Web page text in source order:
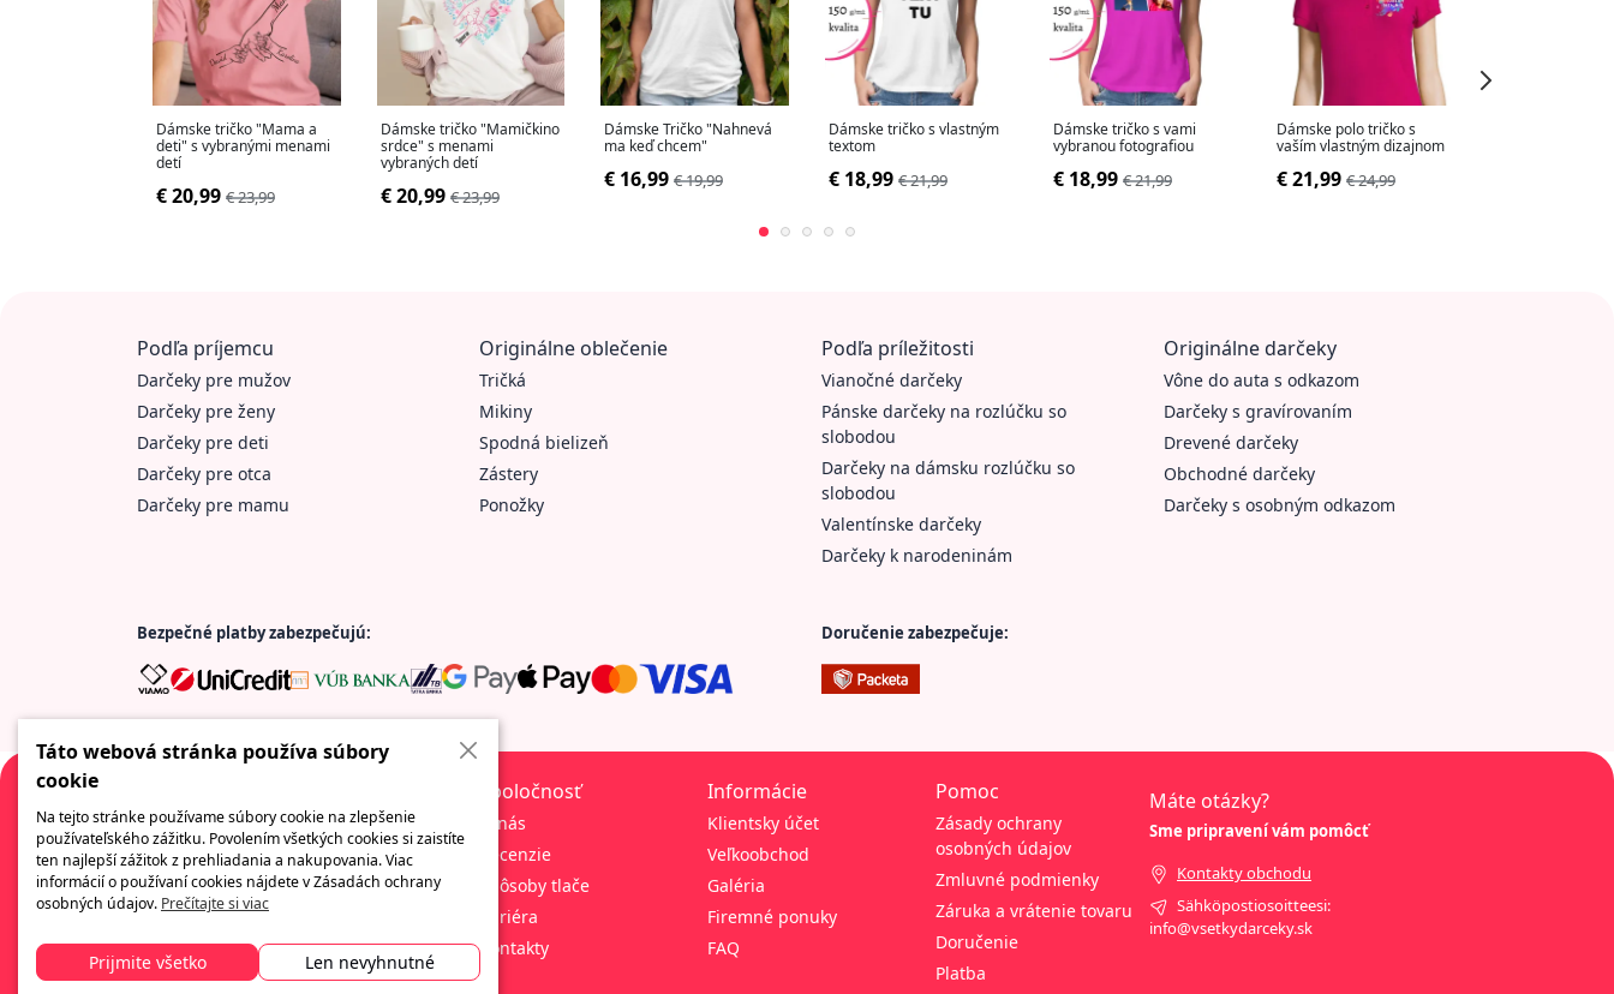
Dámske tričko "Mama a
deti" s vybranými menami
detí
€ 20,99 € 23,99
Dámske tričko "Mamičkino
srdce" s menami
vybraných detí
€ 20,99 € 23,99
Dámske Tričko "Nahnevá
ma keď chcem"
€ 16,99 € 19,99
Dámske tričko s vlastným
textom
€ 18,99 € 21,99
Dámske tričko s vami
vybranou fotografiou
€ 18,99 € 21,99
Dámske polo tričko s
vaším vlastným dizajnom
€ 21,99 € 24,99
Podľa príjemcu
Darčeky pre mužov
Darčeky pre ženy
Darčeky pre deti
Darčeky pre otca
Darčeky pre mamu
Originálne oblečenie
Tričká
Mikiny
Spodná bielizeň
Zástery
Ponožky
Podľa príležitosti
Vianočné darčeky
Pánske darčeky na rozlúčku so
slobodou
Darčeky na dámsku rozlúčku so
slobodou
Valentínske darčeky
Darčeky k narodeninám
Originálne darčeky
Vône do auta s odkazom
Darčeky s gravírovaním
Drevené darčeky
Obchodné darčeky
Darčeky s osobným odkazom
Bezpečné platby zabezpečujú: Doručenie zabezpečuje:
Spoločnosť ponúkajúca množstvo zábavných
a originálnych darčekov. Vždy tu nájdete
široký sortiment obchodných darčekov, veľký
profesionálny servis.
Spoločnosť
O nás
Recenzie
Spôsoby tlače
Kariéra
Kontakty
Informácie
Klientsky účet
Veľkoobchod
Galéria
Firemné ponuky
FAQ
Pomoc
Zásady ochrany
osobných údajov
Zmluvné podmienky
Záruka a vrátenie tovaru
Doručenie
Platba
Máte otázky?
Sme pripravení vám pomôcť
Kontakty obchodu
Sähköpostiosoitteesi:
info@vsetkydarceky.sk
Táto webová stránka používa súbory
cookie
Na tejto stránke používame súbory cookie na zlepšenie
používateľského zážitku. Povolením všetkých cookies si zaistíte
ten najlepší zážitok z prehliadania a nakupovania. Viac
informácií o používaní cookies nájdete v Zásadách ochrany
osobných údajov. Prečítajte si viac
Prijmite všetko Len nevyhnutné